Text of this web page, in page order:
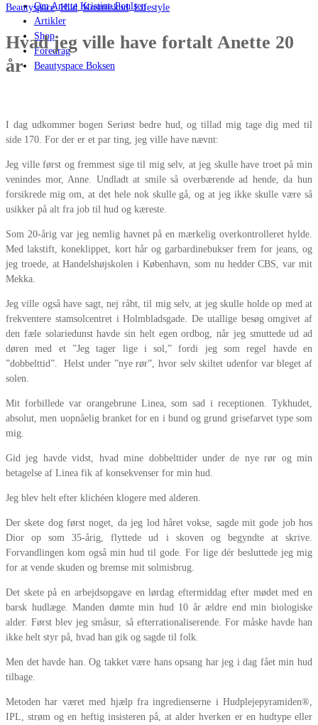
Om Anette Kristine Poulsen
Artikler
Shop
Foredrag
Beautyspace Boksen
Beautyspace,Hud,Kosttilskud,Lifestyle
Hvad jeg ville have fortalt Anette 20
år
I dag udkommer bogen Seriøst bedre hud, og tillad mig tage dig med til
side 170. For der er et par ting, jeg ville have nævnt:
Jeg ville først og fremmest sige til mig selv, at jeg skulle have troet på min
venindes mor, Anne. Undladt at smile så overbærende ad hende, da hun
forsikrede mig om, at det hele nok skulle gå, og at jeg ikke skulle være så
usikker på alt fra job til hud og kæreste.
Som 20-årig var jeg nemlig havnet på en mærkelig overkontrolleret hylde.
Med lakstift, koneklippet, kort hår og garbardinebukser frem for jeans, og
jeg troede, at Handelshøjskolen i København, som nu hedder CBS, var mit
Mekka.
Jeg ville også have sagt, nej råbt, til mig selv, at jeg skulle holde op med at
frekventere stamsolcentret i Holmbladsgade. De utallige besøg omgivet af
den fæle solariedunst havde sin helt egen ordbog, når jeg smuttede ud ad
døren med et ”Jeg tager lige i sol,” fordi jeg som regel havde en
”dobbelttid”. Helst under ”nye rør”, hvor selv skiltet udenfor var bleget af
solen.
Mit forbillede var orangebrune Linea, som sad i receptionen. Tykhudet,
absolut, men uopnåelig branket for en i bund og grund grisefarvet type som
mig.
Gid jeg havde vidst, hvad mine dobbelttider under de nye rør og min
betagelse af Linea fik af konsekvenser for min hud.
Jeg blev helt efter klichéen klogere med alderen.
Der skete dog først noget, da jeg lod håret vokse, sagde mit gode job hos
Dior op som 35-årig, flyttede ud i skoven og begyndte at skrive.
Forvandlingen kom også min hud til gode. For lige dér besluttede jeg mig
for at vende skuden og bremse mit solmisbrug.
Det skete på en arbejdsopgave en lørdag eftermiddag efter mødet med en
barsk hudlæge. Manden dømte min hud 10 år ældre end min biologiske
alder. Først blev jeg småsur, så efterrationaliserende. For måske havde han
ikke helt styr på, hvad han gik og sagde til folk.
Men det havde han. Og takket være hans opsang har jeg i dag fået min hud
tilbage.
Metoden har været med hjælp fra ingredienserne i Hudplejepyramiden®,
IPL, strøm og en heftig insisteren på, at alder hverken er en hudtype eller